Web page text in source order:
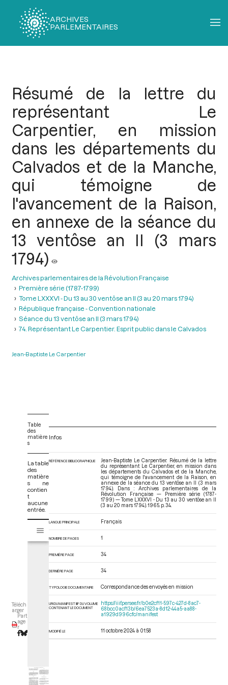
ARCHIVES
PARLEMENTAIRES
Résumé de la lettre du
représentant Le
Carpentier, en mission
dans les départements du
Calvados et de la Manche,
qui témoigne de
l'avancement de la Raison,
en annexe de la séance du
13 ventôse an II (3 mars
1794)
Archives parlementaires de la Révolution Française
Première série (1787-1799)
Tome LXXXVI - Du 13 au 30 ventôse an II (3 au 20 mars 1794)
République française - Convention nationale
Séance du 13 ventôse an II (3 mars 1794)
74. Représentant Le Carpentier. Esprit public dans le Calvados
Jean-Baptiste Le Carpentier
Téléch
arger
Part
age
r
Table
des
matière
s
La table
des
matière
s ne
contien
t
aucune
entrée.
s
M
d
o
Tome LXXXVI - Du 13 au 30 ventôse an II (3 au 20 mars 1794)
Infos
RÉFÉRENCE BIBLIOGRAPHIQUE
Jean-Baptiste Le Carpentier. Résumé de la lettre
du représentant Le Carpentier, en mission dans
les départements du Calvados et de la Manche,
qui témoigne de l'avancement de la Raison, en
annexe de la séance du 13 ventôse an II (3 mars
1794). Dans : Archives parlementaires de la
Révolution Française — Première série (1787-
1799) — Tome LXXXVI - Du 13 au 30 ventôse an II
(3 au 20 mars 1794) . 1965. p. 34.
LANGUE PRINCIPALE Français
NOMBRE DE PAGES 1
PREMIÈRE PAGE 34
DERNIÈRE PAGE 34
TYPOLOGIE DOCUMENTAIRE Correspondance des envoyés en mission
URI DU MANIFEST IIIF DU VOLUME
CONTENANT LE DOCUMENT
https://iiif.persee.fr/b0e2cf11-597c-427d-8ac7-
68bcc0acf13b/6ea7523a-8d12-44a5-aa88-
a1929d996cfc/manifest
MODIFIÉ LE 11 octobre 2024 à 01:58